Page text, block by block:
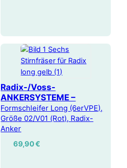
Radix-/Voss-
ANKERSYSTEME –
Formschleifer Long (6erVPE),
Größe 02/V01 (Rot), Radix-
Anker
69,90€